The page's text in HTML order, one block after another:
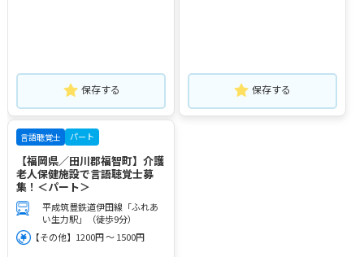
保存する 保存する
言語聴覚士 パート
【福岡県／田川郡福智町】介護
老人保健施設で言語聴覚士募
集！＜パート＞
平成筑豊鉄道伊田線「ふれあ
い生力駅」（徒歩9分）
【その他】1200円 ～ 1500円